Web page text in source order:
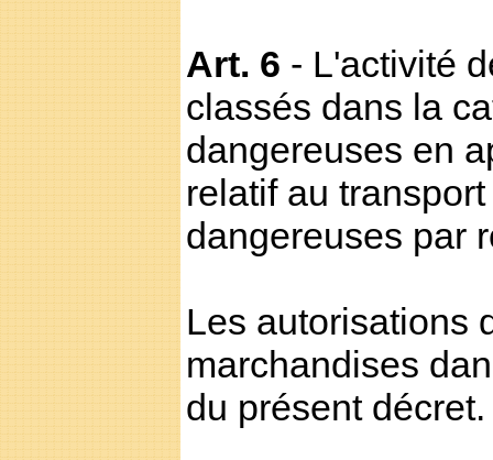
Art. 6 - L'activité
classés dans la
dangereuses en
relatif au
dangereuses par
Les autorisations
marchandises
du présent décret.